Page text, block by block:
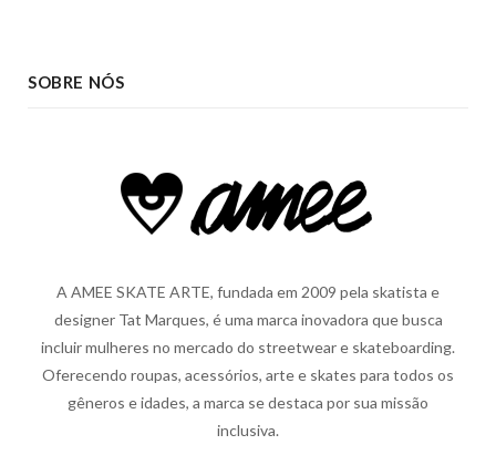
SOBRE NÓS
A AMEE SKATE ARTE, fundada em 2009 pela skatista e
designer Tat Marques, é uma marca inovadora que busca
incluir mulheres no mercado do streetwear e skateboarding.
Oferecendo roupas, acessórios, arte e skates para todos os
gêneros e idades, a marca se destaca por sua missão
inclusiva.